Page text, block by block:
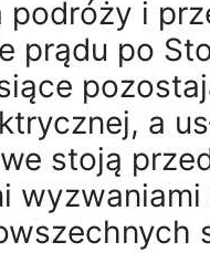
podróży i
prądu po
a
stoją
wyzwaniami